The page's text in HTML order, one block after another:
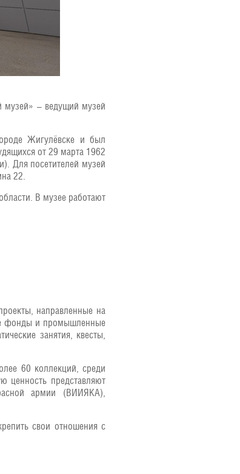
музей» – ведущий музей
Жигулёвске и был
от 29 марта 1962
Для посетителей музей
22.
В музее работают
направленные на
фонды и промышленные
занятия, квесты,
60 коллекций, среди
ценность представляют
армии (ВИИЯКА),
свои отношения с